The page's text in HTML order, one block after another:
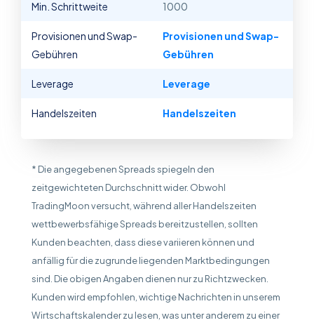
Min. Schrittweite 1000
Provisionen und Swap-
Gebühren
Provisionen und Swap-
Gebühren
Leverage Leverage
Handelszeiten Handelszeiten
* Die angegebenen Spreads spiegeln den
zeitgewichteten Durchschnitt wider. Obwohl
TradingMoon versucht, während aller Handelszeiten
wettbewerbsfähige Spreads bereitzustellen, sollten
Kunden beachten, dass diese variieren können und
anfällig für die zugrunde liegenden Marktbedingungen
sind. Die obigen Angaben dienen nur zu Richtzwecken.
Kunden wird empfohlen, wichtige Nachrichten in unserem
Wirtschaftskalender zu lesen, was unter anderem zu einer